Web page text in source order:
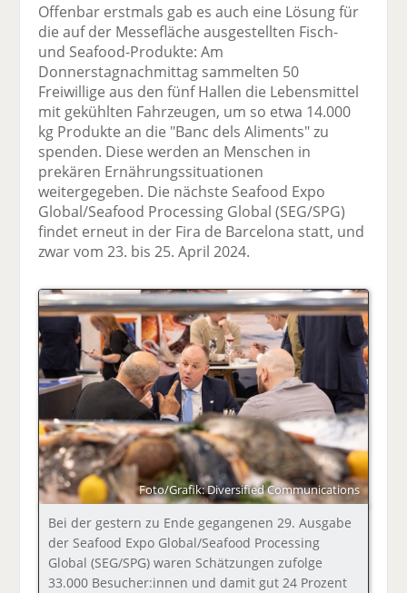
Offenbar erstmals gab es auch eine Lösung für
die auf der Messefläche ausgestellten Fisch-
und Seafood-Produkte: Am
Donnerstagnachmittag sammelten 50
Freiwillige aus den fünf Hallen die Lebensmittel
mit gekühlten Fahrzeugen, um so etwa 14.000
kg Produkte an die "Banc dels Aliments" zu
spenden. Diese werden an Menschen in
prekären Ernährungssituationen
weitergegeben. Die nächste Seafood Expo
Global/Seafood Processing Global (SEG/SPG)
findet erneut in der Fira de Barcelona statt, und
zwar vom 23. bis 25. April 2024.
Foto/Grafik: Diversified Communications
Bei der gestern zu Ende gegangenen 29. Ausgabe
der Seafood Expo Global/Seafood Processing
Global (SEG/SPG) waren Schätzungen zufolge
33.000 Besucher:innen und damit gut 24 Prozent